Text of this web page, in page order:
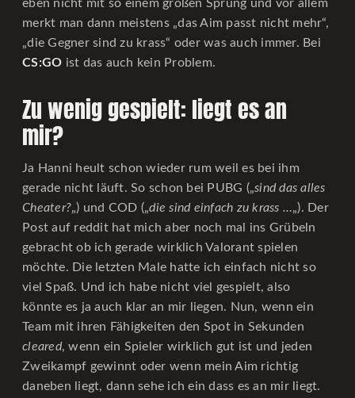
eben nicht mit so einem großen Sprung und vor allem
merkt man dann meistens „das Aim passt nicht mehr“,
„die Gegner sind zu krass“ oder was auch immer. Bei
CS:GO ist das auch kein Problem.
Zu wenig gespielt: liegt es an
mir?
Ja Hanni heult schon wieder rum weil es bei ihm
gerade nicht läuft. So schon bei PUBG („sind das alles
Cheater?„) und COD („die sind einfach zu krass …„). Der
Post auf reddit hat mich aber noch mal ins Grübeln
gebracht ob ich gerade wirklich Valorant spielen
möchte. Die letzten Male hatte ich einfach nicht so
viel Spaß. Und ich habe nicht viel gespielt, also
könnte es ja auch klar an mir liegen. Nun, wenn ein
Team mit ihren Fähigkeiten den Spot in Sekunden
cleared, wenn ein Spieler wirklich gut ist und jeden
Zweikampf gewinnt oder wenn mein Aim richtig
daneben liegt, dann sehe ich ein dass es an mir liegt.